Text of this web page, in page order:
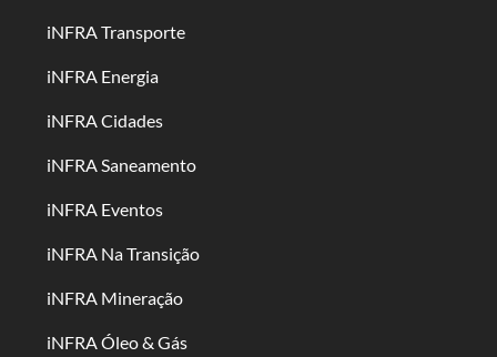
iNFRA Transporte
iNFRA Energia
iNFRA Cidades
iNFRA Saneamento
iNFRA Eventos
iNFRA Na Transição
iNFRA Mineração
iNFRA Óleo & Gás